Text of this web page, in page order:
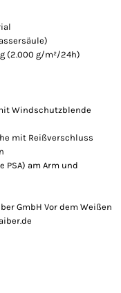
(2.000 g/m²/24h)
Windschutzblende
mit Reißverschluss
am Arm und
GmbH Vor dem Weißen